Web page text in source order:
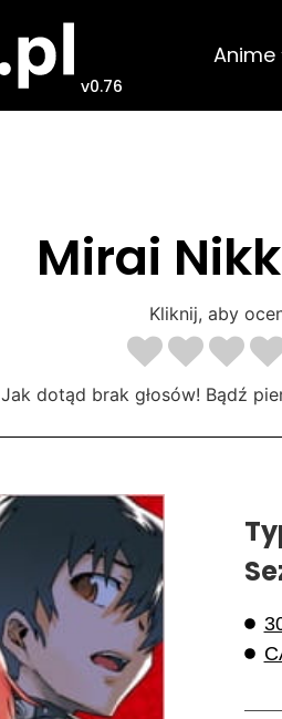
v0.76
Anime
Mirai
Kliknij, aby
Jak dotąd brak głosów! Bądź